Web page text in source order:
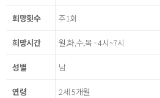
희망횟수 주1회
희망시간 월,화,수,목 - 4시~7시
성별 남
연령 2세 5개월